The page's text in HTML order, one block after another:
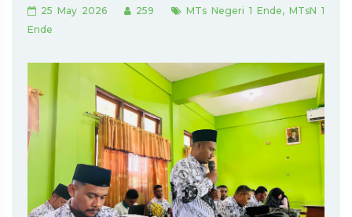
25 May 2026 259
MTs Negeri 1 Ende, MTsN 1
Ende